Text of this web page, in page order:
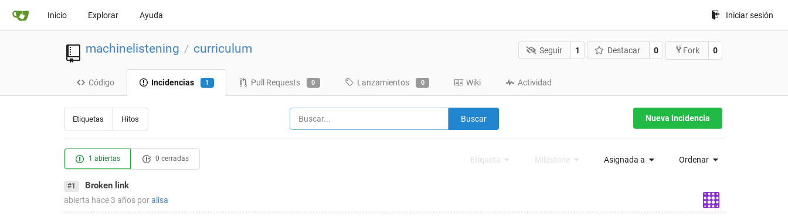
Inicio Explorar Ayuda Iniciar sesión
machinelistening / curriculum Seguir 1 Destacar 0 Fork 0
Código Incidencias 1 Pull Requests 0 Lanzamientos 0 Wiki Actividad
Etiquetas Hitos Buscar Nueva incidencia
1 abiertas 0 cerradas Etiqueta Milestone Asignada a Ordenar
#1 Broken link
abierta hace 3 añosporalisa